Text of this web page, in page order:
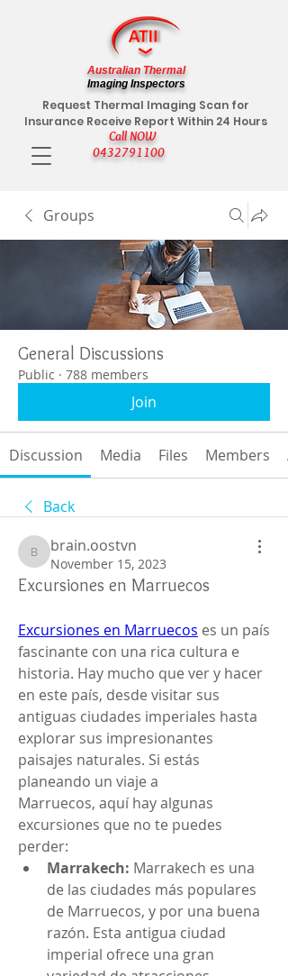
Call NOW
0432791100
Request Thermal Imaging Scan for
Insurance Receive Report Within 24 Hours
Australian Thermal
Imaging Inspectors
Groups
General Discussions
Public · 788 members
Join
Discussion Media Files Members
Back
brain.oostvn
brain.oostvn
November 15, 2023
Excursiones en Marruecos
Excursiones en Marruecos es un país
fascinante con una rica cultura e
historia. Hay mucho que ver y hacer
en este país, desde visitar sus
antiguas ciudades imperiales hasta
explorar sus impresionantes
paisajes naturales. Si estás
planeando un viaje a
Marruecos, aquí hay algunas
excursiones que no te puedes
perder:
Marrakech: Marrakech es una
de las ciudades más populares
de Marruecos, y por una buena
razón. Esta antigua ciudad
imperial ofrece una gran